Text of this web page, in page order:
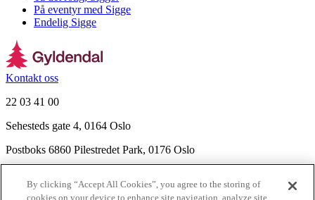
På eventyr med Sigge
Endelig Sigge
Kontakt oss
22 03 41 00
Sehesteds gate 4, 0164 Oslo
Postboks 6860 Pilestredet Park, 0176 Oslo
Nyhetsbrev
By clicking “Accept All Cookies”, you agree to the storing of
cookies on your device to enhance site navigation, analyze site